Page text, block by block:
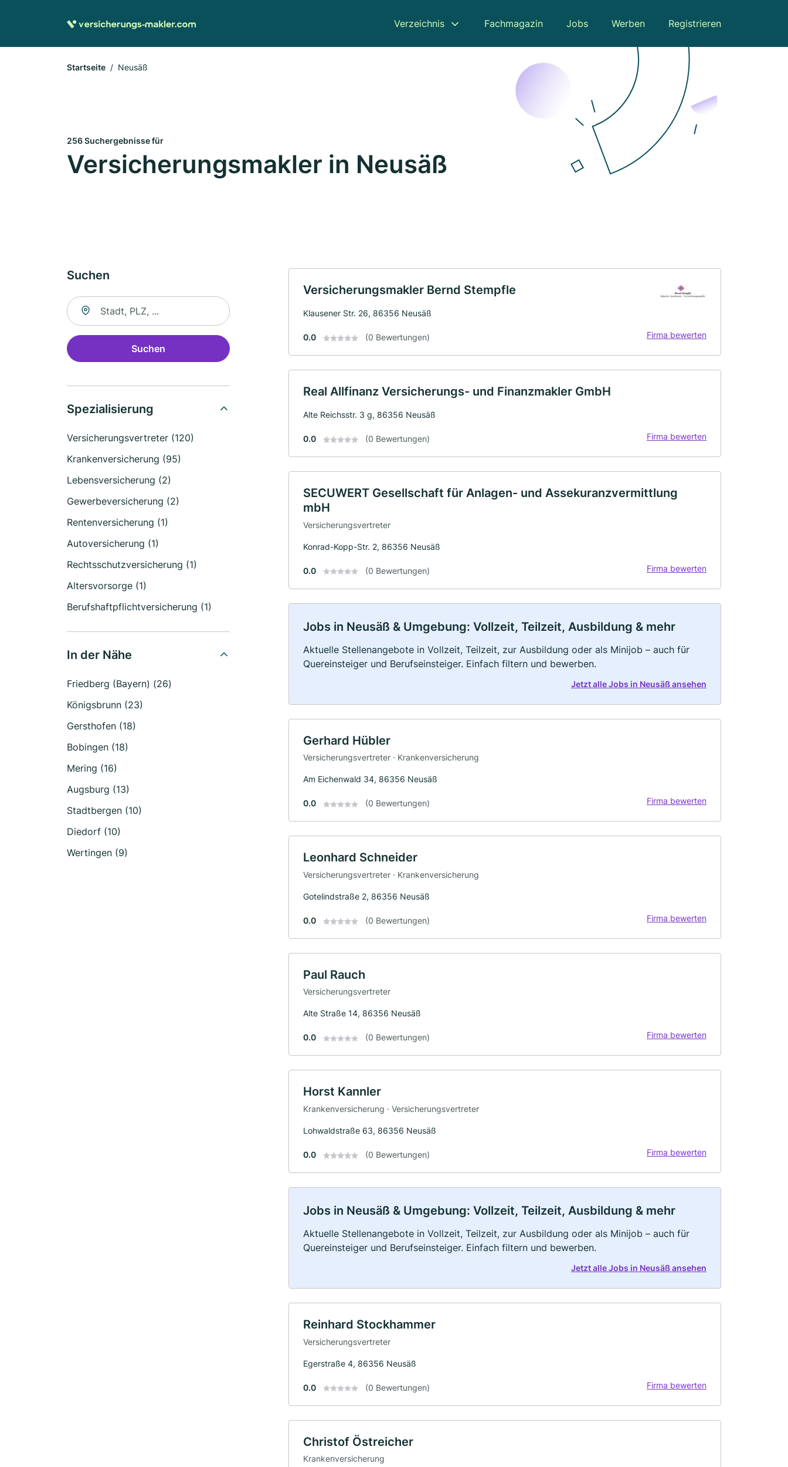
Verzeichnis Fachmagazin Jobs Werben Registrieren
Startseite Neusäß
256 Suchergebnisse für
Versicherungsmakler in Neusäß
Suchen
Suche nach Ort
Suchen
Spezialisierung
Versicherungsvertreter (120)
Krankenversicherung (95)
Lebensversicherung (2)
Gewerbeversicherung (2)
Rentenversicherung (1)
Autoversicherung (1)
Rechtsschutzversicherung (1)
Altersvorsorge (1)
Berufshaftpflichtversicherung (1)
In der Nähe
Friedberg (Bayern) (26)
Königsbrunn (23)
Gersthofen (18)
Bobingen (18)
Mering (16)
Augsburg (13)
Stadtbergen (10)
Diedorf (10)
Wertingen (9)
Versicherungsmakler Bernd Stempfle
Klausener Str. 26, 86356 Neusäß
0.0 (0 Bewertungen) Firma bewerten
Real Allfinanz Versicherungs- und Finanzmakler GmbH
Alte Reichsstr. 3 g, 86356 Neusäß
0.0 (0 Bewertungen) Firma bewerten
SECUWERT Gesellschaft für Anlagen- und Assekuranzvermittlung
mbH
Versicherungsvertreter
Konrad-Kopp-Str. 2, 86356 Neusäß
0.0 (0 Bewertungen) Firma bewerten
Jobs in Neusäß & Umgebung: Vollzeit, Teilzeit, Ausbildung & mehr
Aktuelle Stellenangebote in Vollzeit, Teilzeit, zur Ausbildung oder als Minijob – auch für
Quereinsteiger und Berufseinsteiger. Einfach filtern und bewerben.
Jetzt alle Jobs in Neusäß ansehen
Gerhard Hübler
Versicherungsvertreter · Krankenversicherung
Am Eichenwald 34, 86356 Neusäß
0.0 (0 Bewertungen) Firma bewerten
Leonhard Schneider
Versicherungsvertreter · Krankenversicherung
Gotelindstraße 2, 86356 Neusäß
0.0 (0 Bewertungen) Firma bewerten
Paul Rauch
Versicherungsvertreter
Alte Straße 14, 86356 Neusäß
0.0 (0 Bewertungen) Firma bewerten
Horst Kannler
Krankenversicherung · Versicherungsvertreter
Lohwaldstraße 63, 86356 Neusäß
0.0 (0 Bewertungen) Firma bewerten
Jobs in Neusäß & Umgebung: Vollzeit, Teilzeit, Ausbildung & mehr
Aktuelle Stellenangebote in Vollzeit, Teilzeit, zur Ausbildung oder als Minijob – auch für
Quereinsteiger und Berufseinsteiger. Einfach filtern und bewerben.
Jetzt alle Jobs in Neusäß ansehen
Reinhard Stockhammer
Versicherungsvertreter
Egerstraße 4, 86356 Neusäß
0.0 (0 Bewertungen) Firma bewerten
Christof Östreicher
Krankenversicherung